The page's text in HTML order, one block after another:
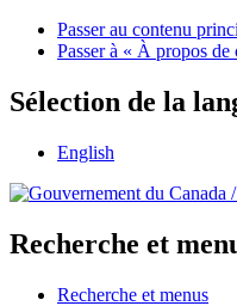
Passer au contenu
Passer à « À propos de
Sélection de la
English
/
Recherche et
Recherche et menus